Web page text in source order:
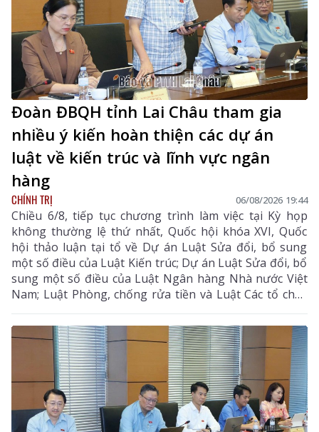
Đoàn ĐBQH tỉnh Lai Châu tham gia
nhiều ý kiến hoàn thiện các dự án
luật về kiến trúc và lĩnh vực ngân
hàng
CHÍNH TRỊ 06/08/2026 19:44
Chiều 6/8, tiếp tục chương trình làm việc tại Kỳ họp
không thường lệ thứ nhất, Quốc hội khóa XVI, Quốc
hội thảo luận tại tổ về Dự án Luật Sửa đổi, bổ sung
một số điều của Luật Kiến trúc; Dự án Luật Sửa đổi, bổ
sung một số điều của Luật Ngân hàng Nhà nước Việt
Nam; Luật Phòng, chống rửa tiền và Luật Các tổ chức
tín dụng; Dự thảo Nghị quyết của Quốc hội về công tác
phòng, chống tội phạm và vi phạm pháp luật, công tác
của Viện kiểm sát nhân dân, Tòa án nhân dân và công
tác thi hành án. Đồng chí Sùng A Hồ - Phó Bí thư Tỉnh
ủy, Trưởng Đoàn ĐBQH tỉnh Lai Châu chủ trì phiên
thảo luận tại tổ.